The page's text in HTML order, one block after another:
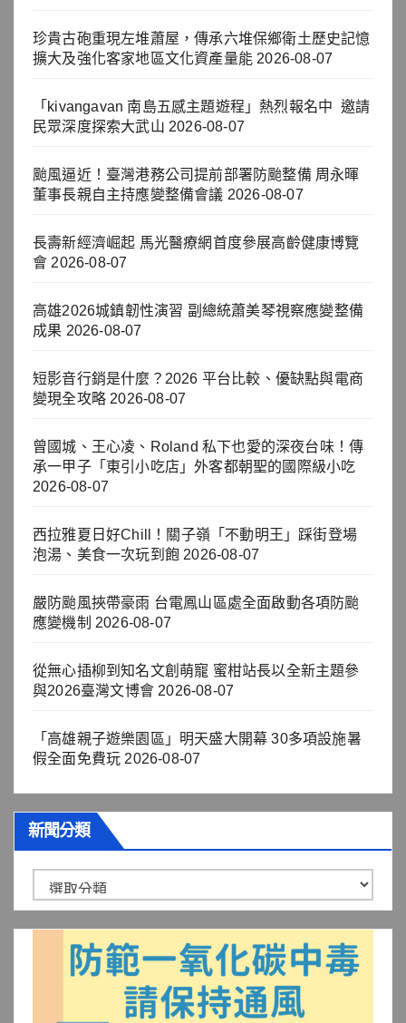
珍貴古砲重現左堆蕭屋，傳承六堆保鄉衛土歷史記憶
擴大及強化客家地區文化資產量能 2026-08-07
「kivangavan 南島五感主題遊程」熱烈報名中 邀請
民眾深度探索大武山 2026-08-07
颱風逼近！臺灣港務公司提前部署防颱整備 周永暉
董事長親自主持應變整備會議 2026-08-07
長壽新經濟崛起 馬光醫療網首度參展高齡健康博覽
會 2026-08-07
高雄2026城鎮韌性演習 副總統蕭美琴視察應變整備
成果 2026-08-07
短影音行銷是什麼？2026 平台比較、優缺點與電商
變現全攻略 2026-08-07
曾國城、王心凌、Roland 私下也愛的深夜台味！傳
承一甲子「東引小吃店」外客都朝聖的國際級小吃
2026-08-07
西拉雅夏日好Chill！關子嶺「不動明王」踩街登場
泡湯、美食一次玩到飽 2026-08-07
嚴防颱風挾帶豪雨 台電鳳山區處全面啟動各項防颱
應變機制 2026-08-07
從無心插柳到知名文創萌寵 蜜柑站長以全新主題參
與2026臺灣文博會 2026-08-07
「高雄親子遊樂園區」明天盛大開幕 30多項設施暑
假全面免費玩 2026-08-07
新聞分類
聞